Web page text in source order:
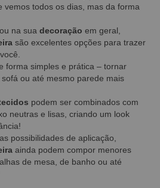
vemos todos os dias, mas da forma
na sua decoração em geral,
são excelentes opções para trazer
forma simples e prática – tornar
ou até mesmo parede mais
podem ser combinados com
neutras e lisas, criando um look
possibilidades de aplicação,
ainda podem compor menores
de mesa, de banho ou até